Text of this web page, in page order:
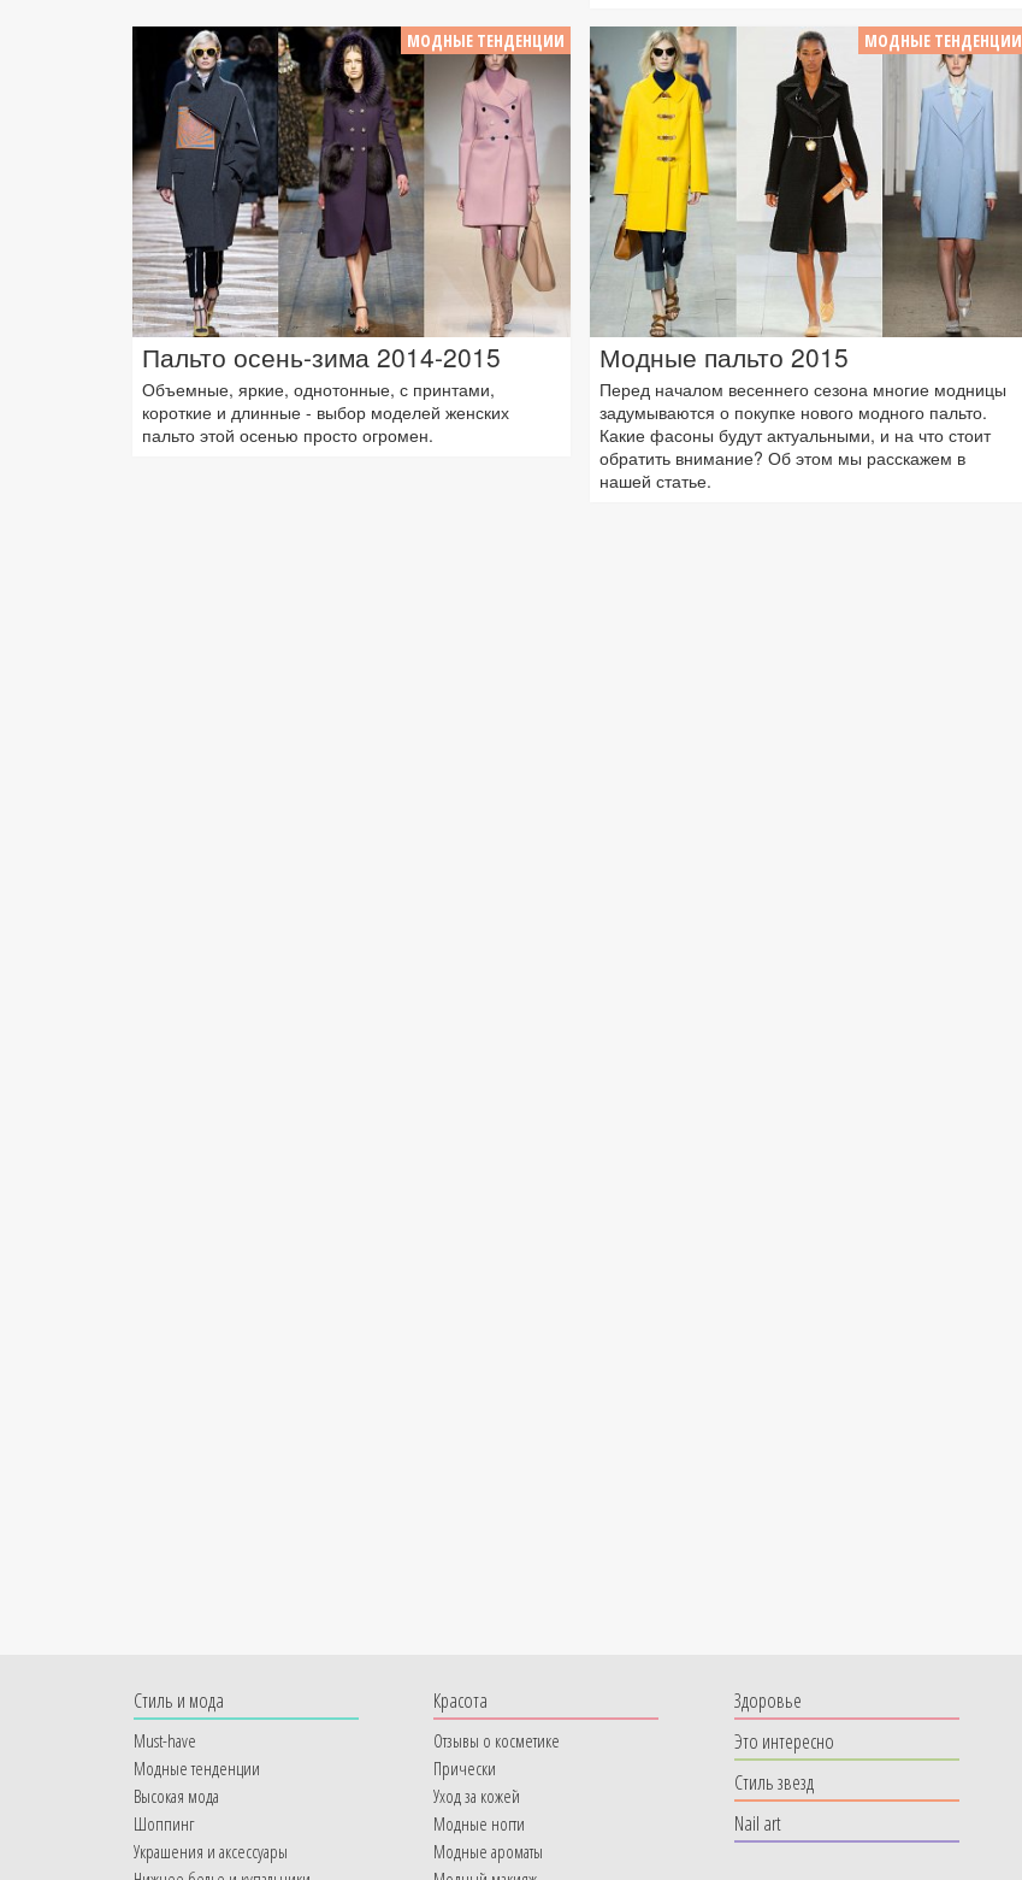
МОДНЫЕ ТЕНДЕНЦИИ
Пальто осень-зима 2014-2015
Объемные, яркие, однотонные, с принтами,
короткие и длинные - выбор моделей женских
пальто этой осенью просто огромен.
МОДНЫЕ ТЕНДЕНЦИИ
Модные пальто 2015
Перед началом весеннего сезона многие модницы
задумываются о покупке нового модного пальто.
Какие фасоны будут актуальными, и на что стоит
обратить внимание? Об этом мы расскажем в
нашей статье.
Cтиль и мода
Must-have
Модные тенденции
Высокая мода
Шоппинг
Украшения и аксессуары
Красота
Отзывы о косметике
Прически
Уход за кожей
Модные ногти
Модные ароматы
Здоровье
Это интересно
Стиль звезд
Nail art